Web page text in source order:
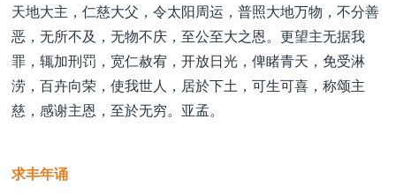
信仰文萃
教会圣月
天地大主，仁慈大父，令太阳周运，普照大地万物，不分善
恶，无所不及，无物不庆，至公至大之恩。更望主无据我
罪，辄加刑罚，宽仁赦宥，开放日光，俾睹青天，免受淋
涝，百卉向荣，使我世人，居於下土，可生可喜，称颂主
慈，感谢主恩，至於无穷。亚孟。
求丰年诵